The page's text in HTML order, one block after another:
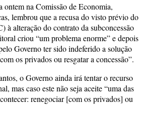
ontem na Comissão de Economia,
lembrou que a recusa do visto prévio do
à alteração do contrato da subconcessão
criou “um problema enorme” e depois
Governo ter sido indeferido a solução
os privados ou resgatar a concessão”.
o Governo ainda irá tentar o recurso
mas caso este não seja aceite “uma das
renegociar [com os privados] ou